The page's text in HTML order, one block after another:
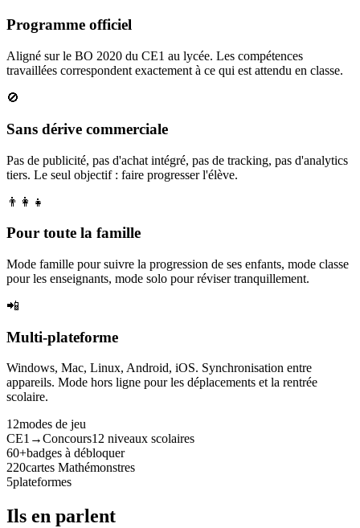
Programme officiel
Aligné sur le BO 2020 du CE1 au lycée. Les compétences
travaillées correspondent exactement à ce qui est attendu en classe.
🚫
Sans dérive commerciale
Pas de publicité, pas d'achat intégré, pas de tracking, pas d'analytics
tiers. Le seul objectif : faire progresser l'élève.
👨‍👩‍👧
Pour toute la famille
Mode famille pour suivre la progression de ses enfants, mode classe
pour les enseignants, mode solo pour réviser tranquillement.
📲
Multi-plateforme
Windows, Mac, Linux, Android, iOS. Synchronisation entre
appareils. Mode hors ligne pour les déplacements et la rentrée
scolaire.
12modes de jeu
CE1→Concours12 niveaux scolaires
60+badges à débloquer
220cartes Mathémonstres
5plateformes
Ils en parlent